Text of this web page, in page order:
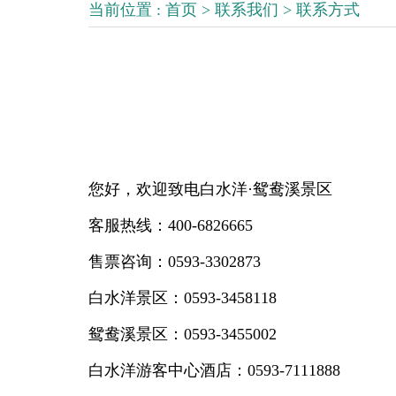
当前位置 : 首页 > 联系我们 > 联系方式
您好，欢迎致电白水洋·鸳鸯溪景区
客服热线：400-6826665
售票咨询：0593-3302873
白水洋景区：0593-3458118
鸳鸯溪景区：0593-3455002
白水洋游客中心酒店：0593-7111888